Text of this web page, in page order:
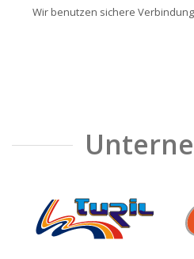
Wir benutzen sichere
❮